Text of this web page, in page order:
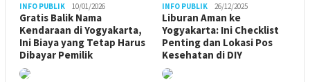
INFO PUBLIK 10/01/2026
Gratis Balik Nama
Kendaraan di Yogyakarta,
Ini Biaya yang Tetap Harus
Dibayar Pemilik
INFO PUBLIK 26/12/2025
Liburan Aman ke
Yogyakarta: Ini Checklist
Penting dan Lokasi Pos
Kesehatan di DIY